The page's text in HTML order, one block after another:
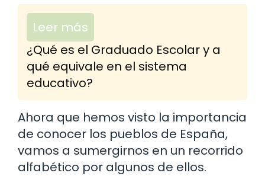
Leer más
¿Qué es el Graduado Escolar y a
qué equivale en el sistema
educativo?
Ahora que hemos visto la importancia
de conocer los pueblos de España,
vamos a sumergirnos en un recorrido
alfabético por algunos de ellos.